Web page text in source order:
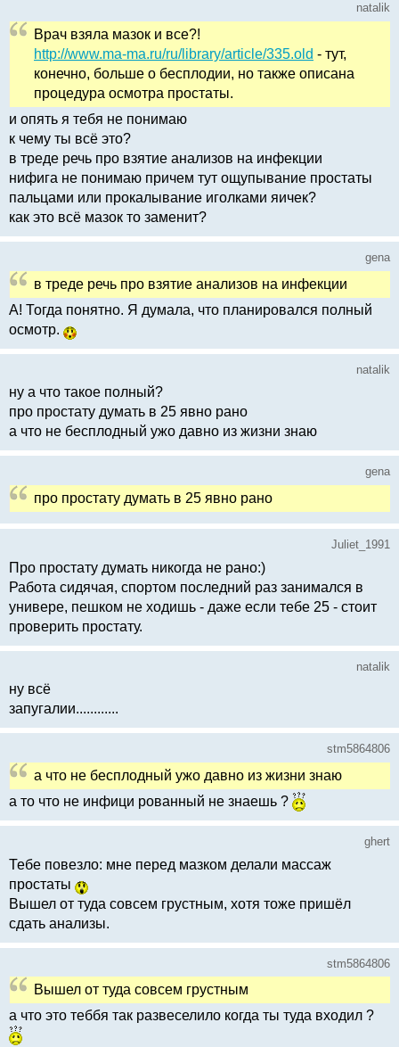
natalik
Врач взяла мазок и все?!
http://www.ma-ma.ru/ru/library/article/335.old - тут,
конечно, больше о бесплодии, но также описана
процедура осмотра простаты.
и опять я тебя не понимаю
к чему ты всё это?
в треде речь про взятие анализов на инфекции
нифига не понимаю причем тут ощупывание простаты
пальцами или прокалывание иголками яичек?
как это всё мазок то заменит?
gena
в треде речь про взятие анализов на инфекции
А! Тогда понятно. Я думала, что планировался полный
осмотр.
natalik
ну а что такое полный?
про простату думать в 25 явно рано
а что не бесплодный ужо давно из жизни знаю
gena
про простату думать в 25 явно рано
Juliet_1991
Про простату думать никогда не рано:)
Работа сидячая, спортом последний раз занимался в
универе, пешком не ходишь - даже если тебе 25 - стоит
проверить простату.
natalik
ну всё
запугалии............
stm5864806
а что не бесплодный ужо давно из жизни знаю
а то что не инфици рованный не знаешь ?
ghert
Тебе повезло: мне перед мазком делали массаж
простаты
Вышел от туда совсем грустным, хотя тоже пришёл
сдать анализы.
stm5864806
Вышел от туда совсем грустным
а что это теббя так развеселило когда ты туда входил ?